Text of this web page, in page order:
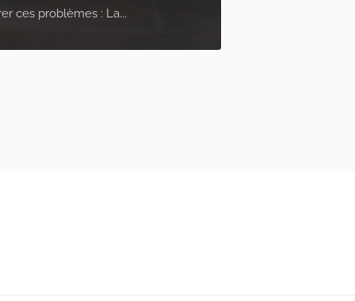
ces problèmes : La...